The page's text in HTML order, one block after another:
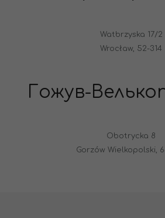
Watbrzyska 17/2
Wrocław, 52-314
Гожув-
Obotrycka 8
Gorzów Wielkopolski,